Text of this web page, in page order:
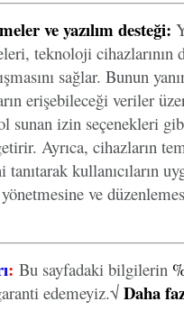
ve yazılım desteği:
teknoloji cihazlarının
sağlar. Bunun
erişebileceği veriler
sunan izin seçenekleri
Ayrıca, cihazların
kullanıcıların
ve
: Bu sayfadaki bilgilerin
edemeyiz.√ Daha